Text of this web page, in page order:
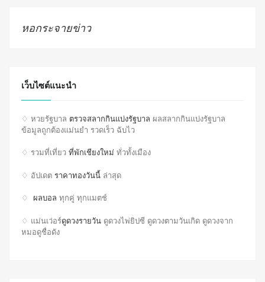
หอกระจายข่าว
เว็บไซต์แนะนำ
♢ หวยรัฐบาล ตรวจสลากกินแบ่งรัฐบาล ผลสลากกินแบ่งรัฐบาล
ข้อมูลถูกต้องแม่นยำ รวดเร็ว ฉับไว
♢ รวมที่เที่ยว ที่พักเชียงใหม่ ทั่วทั้งเมือง
♢ อัปเดต ราคาทองวันนี้ ล่าสุด
♢ ผลบอล ทุกคู่ ทุกแมตช์
♢ แม่นเว่อร์ดูดวงรายวัน ดูดวงไพ่ยิปซี ดูดวงตามวันเกิด ดูดวงจาก
หมอดูชื่อดัง